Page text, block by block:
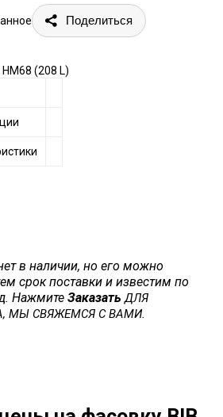
Поделиться
в наличии, но его можно
срок поставки и известим по
Нажмите Заказать ДЛЯ
МЫ СВЯЖЕМСЯ С ВАМИ.